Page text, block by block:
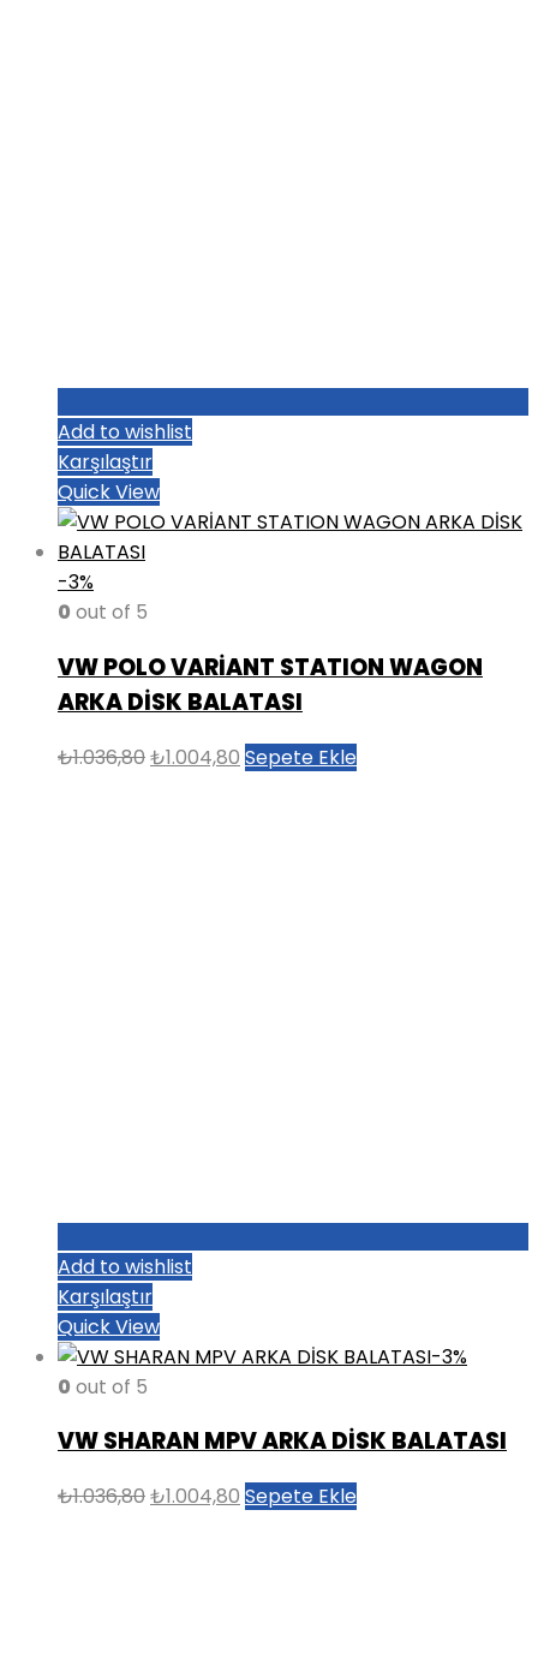
Add to wishlist
Karşılaştır
Quick View
-3%
0 out of 5
VW POLO VARİANT STATION WAGON
ARKA DİSK BALATASI
₺1.036,80Orijinal
₺1.004,80 Şu
Sepete Ekle
Add to wishlist
Karşılaştır
Quick View
-3%
0 out of 5
VW SHARAN MPV ARKA DİSK BALATASI
₺1.036,80Orijinal
₺1.004,80 Şu
Sepete Ekle